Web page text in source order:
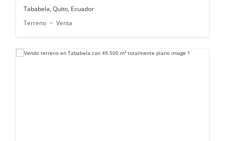
Tababela, Quito, Ecuador
Terreno
Venta